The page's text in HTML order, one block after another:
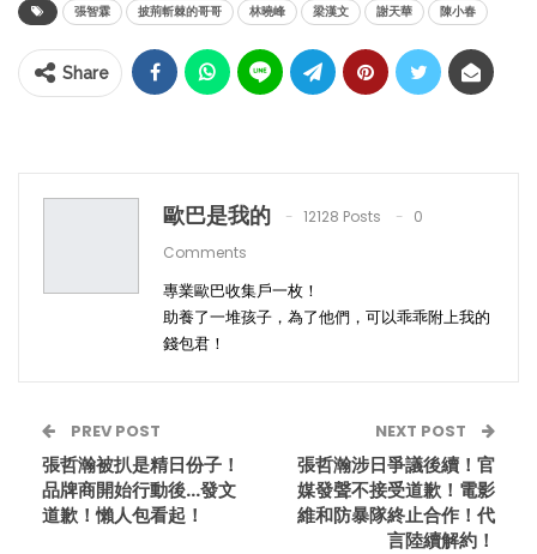
張智霖 披荊斬棘的哥哥 林曉峰 梁漢文 謝天華 陳小春
Share
歐巴是我的 12128 Posts
0
Comments
專業歐巴收集戶一枚！
助養了一堆孩子，為了他們，可以乖乖附上我的
錢包君！
PREV POST
張哲瀚被扒是精日份子！
品牌商開始行動後…發文
道歉！懶人包看起！
NEXT POST
張哲瀚涉日爭議後續！官
媒發聲不接受道歉！電影
維和防暴隊終止合作！代
言陸續解約！